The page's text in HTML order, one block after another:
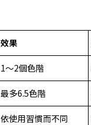
效果
1～2個色階
最多6.5色階
依使用習慣而不同